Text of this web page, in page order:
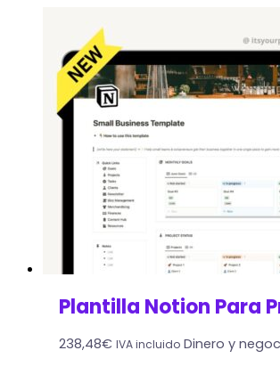
Plantilla Notion Para
238,48€ IVA incluido Dinero y